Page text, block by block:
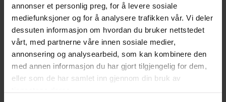
annonser et personlig preg, for å levere sosiale
mediefunksjoner og for å analysere trafikken vår. Vi deler
dessuten informasjon om hvordan du bruker nettstedet
vårt, med partnerne våre innen sosiale medier,
annonsering og analysearbeid, som kan kombinere den
med annen informasjon du har gjort tilgjengelig for dem,
eller som de har samlet inn gjennom din bruk av
Espen Rusti Nygard
Kontaktlærer, trener fotball
ESPEN.RUSTINYGARD@NTG.NO